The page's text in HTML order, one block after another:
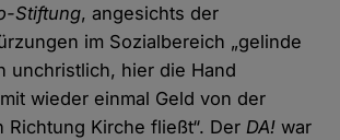
Stiftung, angesichts der
im Sozialbereich „gelinde
unchristlich, hier die Hand
wieder einmal Geld von der
Richtung Kirche fließt“. DerDA! war